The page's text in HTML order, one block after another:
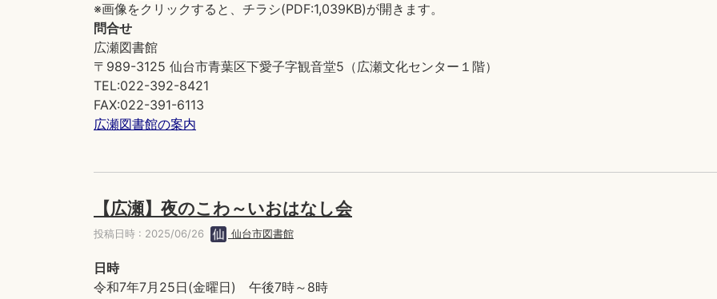
※画像をクリックすると、チラシ(PDF:1,039KB)が開きます。
問合せ
広瀬図書館
〒989-3125 仙台市青葉区下愛子字観音堂5（広瀬文化センター１階）
TEL:022-392-8421
FAX:022-391-6113
広瀬図書館の案内
【広瀬】夜のこわ～いおはなし会
投稿日時 : 2025/06/26 仙台市図書館
日時
令和7年7月25日(金曜日) 午後7時～8時